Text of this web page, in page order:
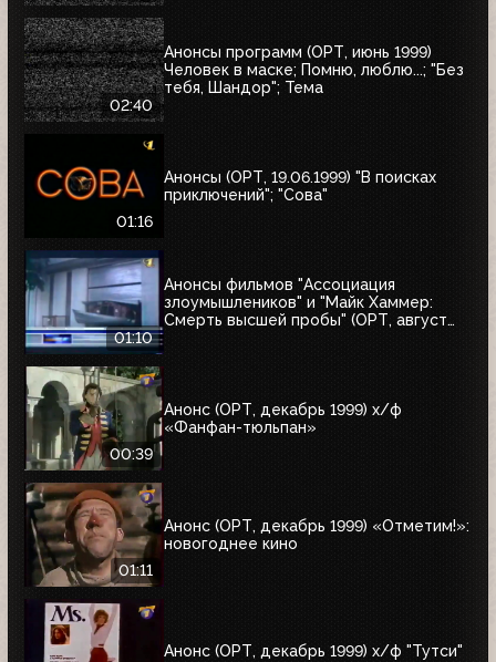
02:40
Анонсы программ (ОРТ, июнь 1999)
Человек в маске; Помню, люблю...; "Без
тебя, Шандор"; Тема
01:16
Анонсы (ОРТ, 19.06.1999) "В поисках
приключений"; "Сова"
01:10
Анонсы фильмов "Ассоциация
злоумышлеников" и "Майк Хаммер:
Смерть высшей пробы" (ОРТ, август
00:39
Анонс (ОРТ, декабрь 1999) х/ф
«Фанфан-тюльпан»
01:11
Анонс (ОРТ, декабрь 1999) «Отметим!»:
новогоднее кино
Анонс (ОРТ, декабрь 1999) х/ф "Тутси"